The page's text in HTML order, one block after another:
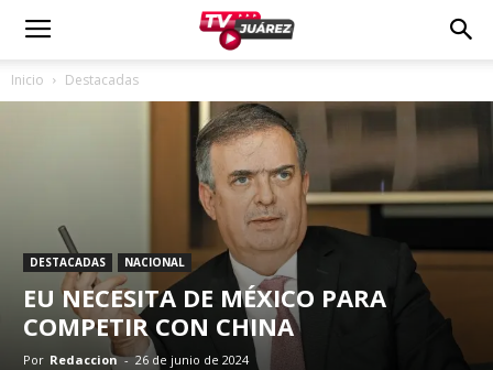
Inicio Destacadas
DESTACADAS NACIONAL
EU NECESITA DE MÉXICO PARA
COMPETIR CON CHINA
Por Redaccion - 26 de junio de 2024